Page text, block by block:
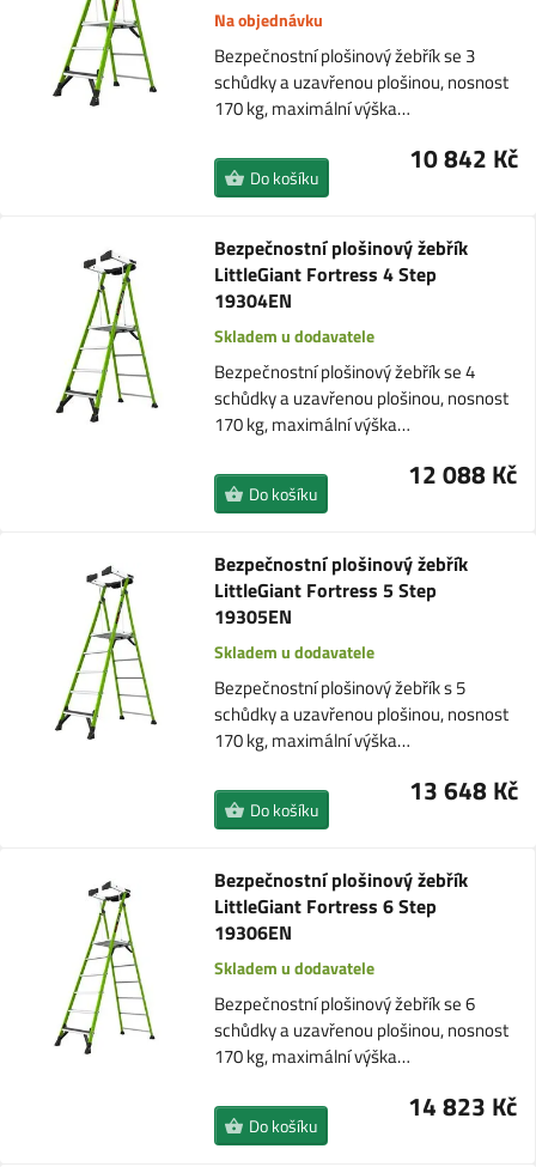
Na objednávku
Bezpečnostní plošinový žebřík se 3
schůdky a uzavřenou plošinou, nosnost
170 kg, maximální výška…
10 842 Kč
Do košíku
Bezpečnostní plošinový žebřík
LittleGiant Fortress 4 Step
19304EN
Skladem u dodavatele
Bezpečnostní plošinový žebřík se 4
schůdky a uzavřenou plošinou, nosnost
170 kg, maximální výška…
12 088 Kč
Do košíku
Bezpečnostní plošinový žebřík
LittleGiant Fortress 5 Step
19305EN
Skladem u dodavatele
Bezpečnostní plošinový žebřík s 5
schůdky a uzavřenou plošinou, nosnost
170 kg, maximální výška…
13 648 Kč
Do košíku
Bezpečnostní plošinový žebřík
LittleGiant Fortress 6 Step
19306EN
Skladem u dodavatele
Bezpečnostní plošinový žebřík se 6
schůdky a uzavřenou plošinou, nosnost
170 kg, maximální výška…
14 823 Kč
Do košíku